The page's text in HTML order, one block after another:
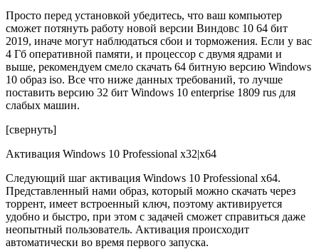
Просто перед установкой убедитесь, что ваш компьютер
сможет потянуть работу новой версии Виндовс 10 64 бит
2019, иначе могут наблюдаться сбои и торможения. Если у вас
4 Гб оперативной памяти, и процессор с двумя ядрами и
выше, рекомендуем смело скачать 64 битную версию Windows
10 образ iso. Все что ниже данных требований, то лучше
поставить версию 32 бит Windows 10 enterprise 1809 rus для
слабых машин.
[свернуть]
Активация Windows 10 Professional x32|x64
Следующий шаг активация Windows 10 Professional x64.
Представленный нами образ, который можно скачать через
торрент, имеет встроенный ключ, поэтому активируется
удобно и быстро, при этом с задачей сможет справиться даже
неопытный пользователь. Активация происходит
автоматически во время первого запуска.